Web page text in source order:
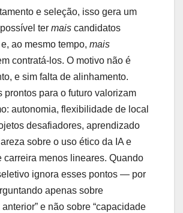
e seleção, isso gera um
ter mais candidatos
ao mesmo tempo, mais
contratá-los. O motivo não é
e sim falta de alinhamento.
prontos para o futuro valorizam
autonomia, flexibilidade de local
desafiadores, aprendizado
sobre o uso ético da IA e
carreira menos lineares. Quando
ignora esses pontos — por
apenas sobre
e não sobre “capacidade